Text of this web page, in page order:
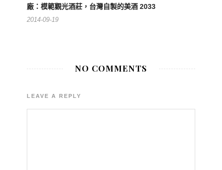
廠：模範觀光酒莊，台灣自製的美酒 2033
2014-09-19
NO COMMENTS
LEAVE A REPLY